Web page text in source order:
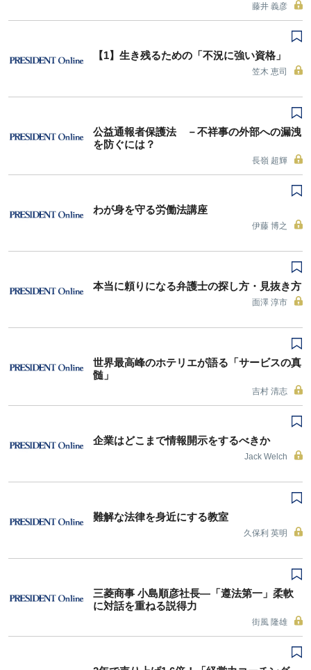
藤井 義彦
【1】生き残るための「不況に強い資格」
笠木 恵司
公益通報者保護法 －不祥事の外部への漏洩
を防ぐには？
長嶺 超輝
わが身を守る労働法講座
伊藤 博之
本当に頼りになる弁護士の探し方・見抜き方
面澤 淳市
世界最高峰のホテリエが語る「サービスの真
髄」
吉村 清志
企業はどこまで情報開示をするべきか
Jack Welch
難解な法律を身近にする教室
久保利 英明
三菱商事 小島順彦社長―「遵法第一」柔軟
に対話を重ねる説得力
街風 隆雄